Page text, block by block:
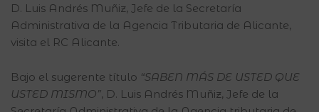
D. Luis Andrés Muñiz, Jefe de la Secretaría
Administrativa de la Agencia Tributaria de Alicante,
visita el RC Alicante.
Bajo el sugerente título “SABEN MÁS DE USTED QUE
USTED MISMO”, D. Luis Andrés Muñiz, Jefe de la